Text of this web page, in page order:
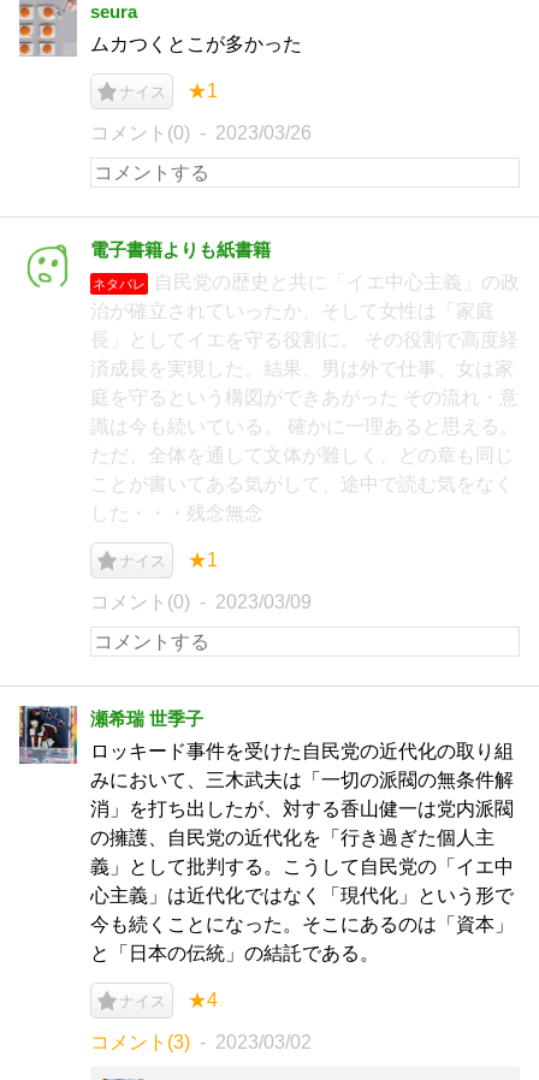
seura
ムカつくとこが多かった
ナイス ★1
コメント(0) 2023/03/26
電子書籍よりも紙書籍
ネタバレ
自民党の歴史と共に「イエ中心主義」の政
治が確立されていったか、そして女性は「家庭
長」としてイエを守る役割に。 その役割で高度経
済成長を実現した。結果、男は外で仕事、女は家
庭を守るという構図ができあがった その流れ・意
識は今も続いている。 確かに一理あると思える。
ただ、全体を通して文体が難しく、どの章も同じ
ことが書いてある気がして、途中で読む気をなく
した・・・残念無念
ナイス ★1
コメント(0) 2023/03/09
瀬希瑞 世季子
ロッキード事件を受けた自民党の近代化の取り組
みにおいて、三木武夫は「一切の派閥の無条件解
消」を打ち出したが、対する香山健一は党内派閥
の擁護、自民党の近代化を「行き過ぎた個人主
義」として批判する。こうして自民党の「イエ中
心主義」は近代化ではなく「現代化」という形で
今も続くことになった。そこにあるのは「資本」
と「日本の伝統」の結託である。
ナイス ★4
コメント(3) 2023/03/02